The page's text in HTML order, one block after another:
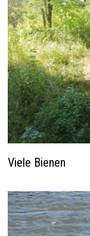
Viele Bienen